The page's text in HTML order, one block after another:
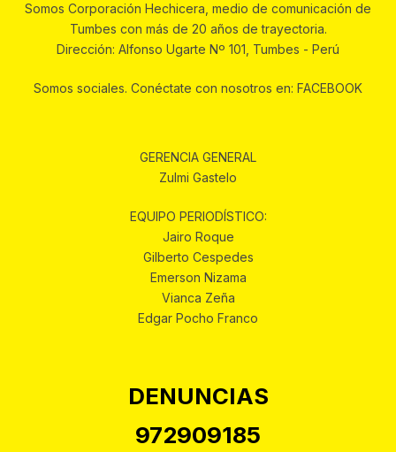
Somos Corporación Hechicera, medio de comunicación de
Tumbes con más de 20 años de trayectoria.
Dirección: Alfonso Ugarte Nº 101, Tumbes - Perú
Somos sociales. Conéctate con nosotros en: FACEBOOK
GERENCIA GENERAL
Zulmi Gastelo
EQUIPO PERIODÍSTICO:
Jairo Roque
Gilberto Cespedes
Emerson Nizama
Vianca Zeña
Edgar Pocho Franco
DENUNCIAS
972909185